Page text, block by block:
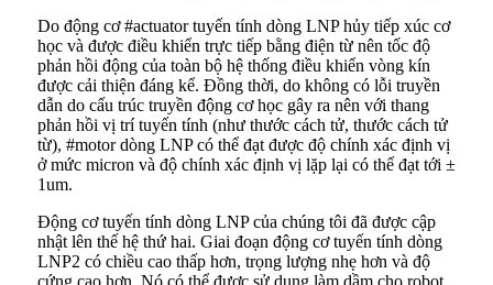
Do động cơ #actuator tuyến tính dòng LNP hủy tiếp xúc cơ
học và được điều khiển trực tiếp bằng điện từ nên tốc độ
phản hồi động của toàn bộ hệ thống điều khiển vòng kín
được cải thiện đáng kể. Đồng thời, do không có lỗi truyền
dẫn do cấu trúc truyền động cơ học gây ra nên với thang
phản hồi vị trí tuyến tính (như thước cách tử, thước cách tử
từ), #motor dòng LNP có thể đạt được độ chính xác định vị
ở mức micron và độ chính xác định vị lặp lại có thể đạt tới ±
1um.
Động cơ tuyến tính dòng LNP của chúng tôi đã được cập
nhật lên thế hệ thứ hai. Giai đoạn động cơ tuyến tính dòng
LNP2 có chiều cao thấp hơn, trọng lượng nhẹ hơn và độ